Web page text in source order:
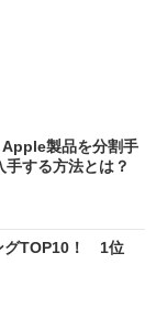
Apple製品を分割手
手する方法とは？
グTOP10！ 1位